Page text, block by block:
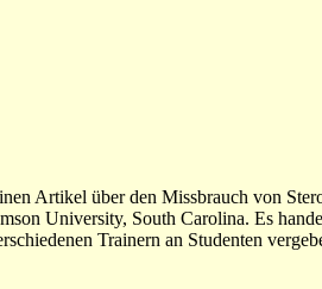
Artikel über den Missbrauch von
University, South Carolina. Es
Trainern an Studenten